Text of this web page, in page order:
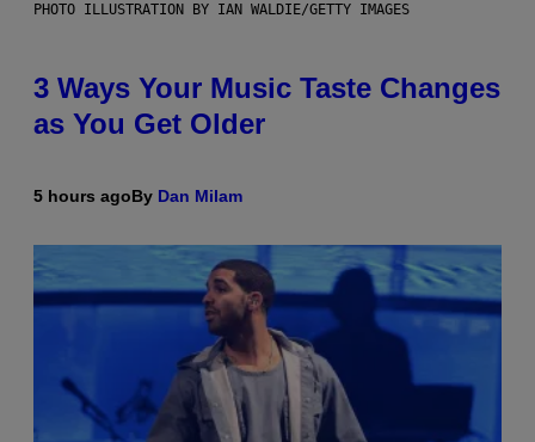
PHOTO ILLUSTRATION BY IAN WALDIE/GETTY IMAGES
3 Ways Your Music Taste Changes
as You Get Older
5 hours agoBy Dan Milam